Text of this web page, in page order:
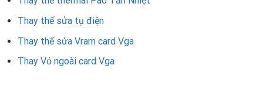
Cần kết hợp thay vỏ vàdịch vụ sửa chữa card màn hình ở Đà
Nẵngđể đảm bảo hiệu quả.
Thay thế vỏ ngoài card đồ họa Vga GTX 780
lý giúp duy trì hiệu năng, cải thiện thẩm mỹ và tăng tuổi thọ
Thay thế sửa tụ điện
Thay thế sửa Vram card Vga
Thay Vỏ ngoài card Vga